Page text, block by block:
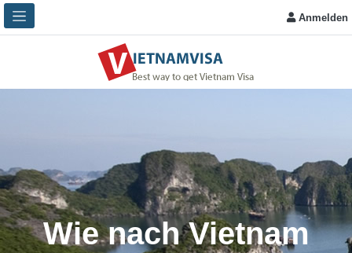
Anmelden
Wie nach Vietnam